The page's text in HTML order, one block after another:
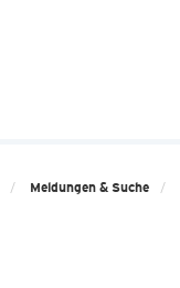
Meldungen & Suche